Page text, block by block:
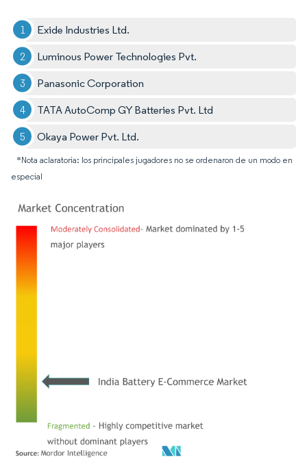
Exide Industries Ltd.
Luminous Power Technologies Pvt.
Panasonic Corporation
TATA AutoComp GY Batteries Pvt. Ltd
Okaya Power Pvt. Ltd.
*Nota aclaratoria: los principales jugadores no se ordenaron de un modo en
especial